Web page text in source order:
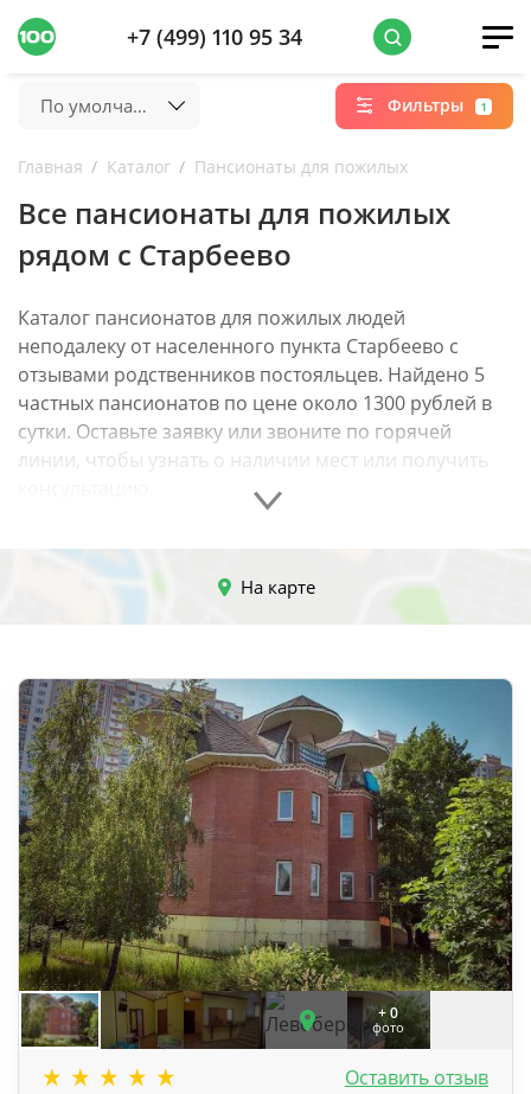
+7 (499) 110 95 34
Главная Каталог Пансионаты для пожилых
Все пансионаты для пожилых
рядом с Старбеево
Каталог пансионатов для пожилых людей
неподалеку от населенного пункта Старбеево с
отзывами родственников постояльцев. Найдено 5
частных пансионатов по цене около 1300 рублей в
сутки. Оставьте заявку или звоните по горячей
линии, чтобы узнать о наличии мест или получить
По умолчанию Фильтры 1
На карте
+ 0
фото
Оставить отзыв